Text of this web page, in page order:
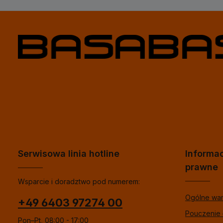
Serwisowa linia hotline
Wsparcie i doradztwo pod numerem:
+49 6403 97274 00
Pon–Pt, 08:00 - 17:00
prawne
Ogólne
Pouczenie